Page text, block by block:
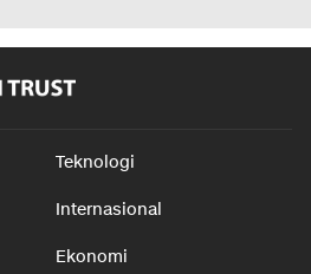
Teknologi
Internasional
Ekonomi